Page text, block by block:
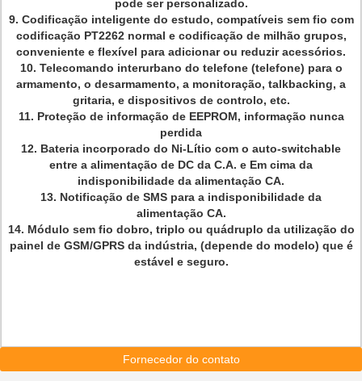
pode ser personalizado.
9. Codificação inteligente do estudo, compatíveis sem fio com
codificação PT2262 normal e codificação de milhão grupos,
conveniente e flexível para adicionar ou reduzir acessórios.
10. Telecomando interurbano do telefone (telefone) para o
armamento, o desarmamento, a monitoração, talkbacking, a
gritaria, e dispositivos de controlo, etc.
11. Proteção de informação de EEPROM, informação nunca
perdida
12. Bateria incorporado do Ni-Lítio com o auto-switchable
entre a alimentação de DC da C.A. e Em cima da
indisponibilidade da alimentação CA.
13. Notificação de SMS para a indisponibilidade da
alimentação CA.
14. Módulo sem fio dobro, triplo ou quádruplo da utilização do
painel de GSM/GPRS da indústria, (depende do modelo) que é
estável e seguro.
Fornecedor do contato